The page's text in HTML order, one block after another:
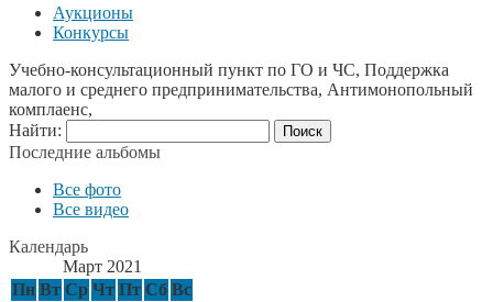
Аукционы
Конкурсы
Учебно-консультационный пункт по ГО и ЧС, Поддержка
малого и среднего предпринимательства, Антимонопольный
комплаенс,
Найти:
Последние альбомы
Все фото
Все видео
Календарь
Март 2021
Пн Вт Ср Чт Пт Сб Вс